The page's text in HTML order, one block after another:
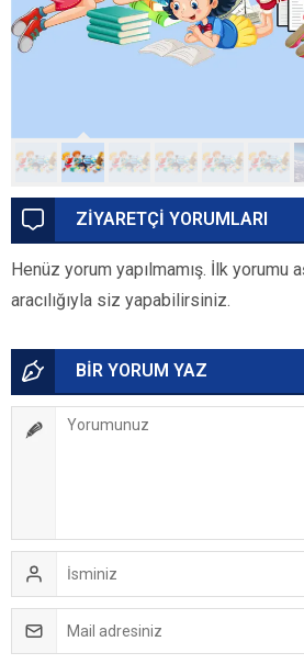
ZİYARETÇİ YORUMLARI
Henüz yorum yapılmamış. İlk yorumu
aracılığıyla siz yapabilirsiniz.
BİR YORUM YAZ